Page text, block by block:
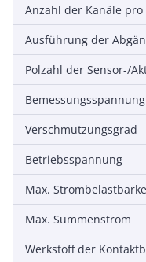
Bemessungsspannung
Verschmutzungsgrad
Betriebsspannung
Max. Summenstrom